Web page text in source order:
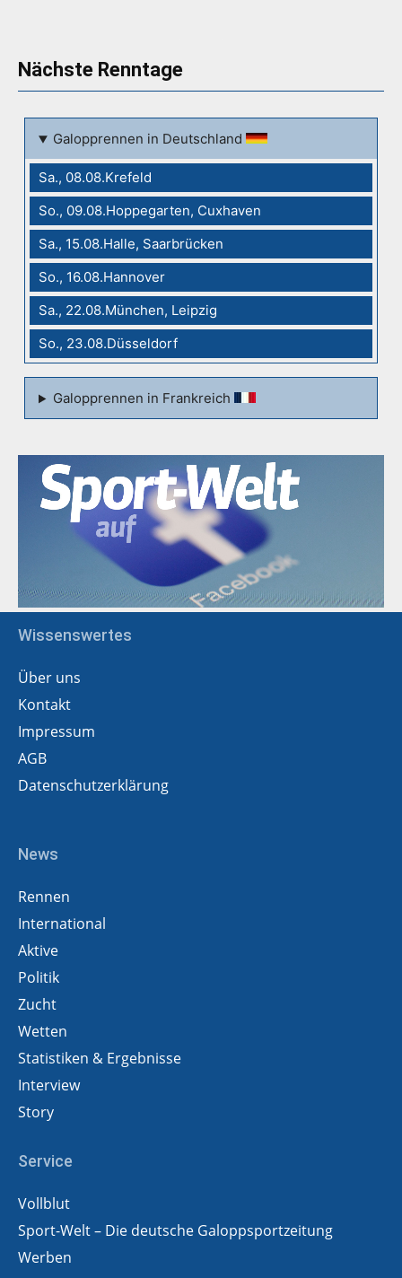
Nächste Renntage
Galopprennen in Deutschland
Sa., 08.08.Krefeld
So., 09.08.Hoppegarten, Cuxhaven
Sa., 15.08.Halle, Saarbrücken
So., 16.08.Hannover
Sa., 22.08.München, Leipzig
So., 23.08.Düsseldorf
Galopprennen in Frankreich
Wissenswertes
Über uns
Kontakt
Impressum
AGB
Datenschutzerklärung
News
Rennen
International
Aktive
Politik
Zucht
Wetten
Statistiken & Ergebnisse
Interview
Story
Service
Vollblut
Sport-Welt – Die deutsche Galoppsportzeitung
Werben